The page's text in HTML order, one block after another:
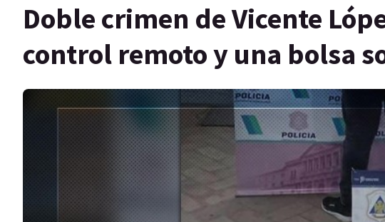
Doble crimen de Vicente
control remoto y una bolsa